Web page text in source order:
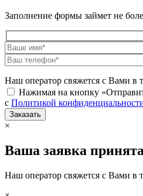
Заполнение формы займет не
Наш оператор свяжется с Вами в
Нажимая на кнопку
с Политикой
×
Ваша заявка
Наш оператор свяжется с Вами в